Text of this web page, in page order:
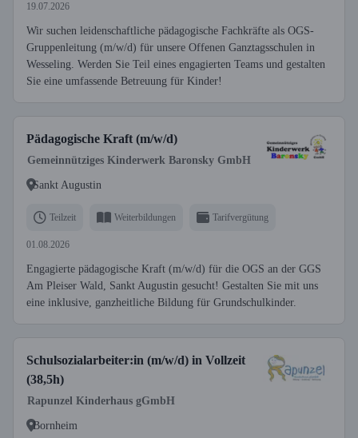
19.07.2026
Wir suchen leidenschaftliche pädagogische Fachkräfte als OGS-
Gruppenleitung (m/w/d) für unsere Offenen Ganztagsschulen in
Wesseling. Werden Sie Teil eines engagierten Teams und gestalten
Sie eine umfassende Betreuung für Kinder!
Pädagogische Kraft (m/w/d)
Gemeinnütziges Kinderwerk Baronsky GmbH
Sankt Augustin
Teilzeit Weiterbildungen Tarifvergütung
01.08.2026
Engagierte pädagogische Kraft (m/w/d) für die OGS an der GGS
Am Pleiser Wald, Sankt Augustin gesucht! Gestalten Sie mit uns
eine inklusive, ganzheitliche Bildung für Grundschulkinder.
Schulsozialarbeiter:in (m/w/d) in Vollzeit
(38,5h)
Rapunzel Kinderhaus gGmbH
Bornheim